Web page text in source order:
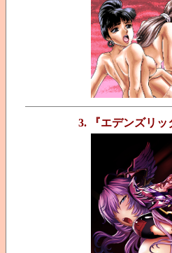
3. 『エデンズリ